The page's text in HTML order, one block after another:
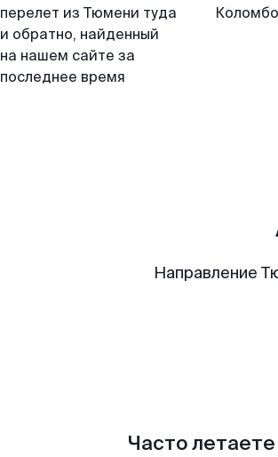
перелет из Тюмени туда
и обратно, найденный
на нашем сайте за
последнее время
Направление
Часто